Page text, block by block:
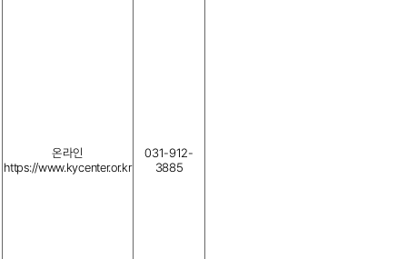
온라인
https://www.kycenter.or.kr
031-912-
3885